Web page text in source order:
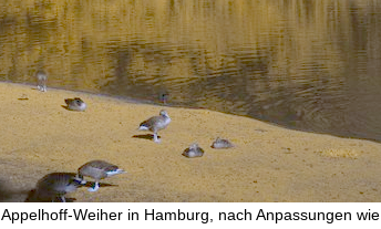
Weiher in Hamburg, nach Anpassungen wie